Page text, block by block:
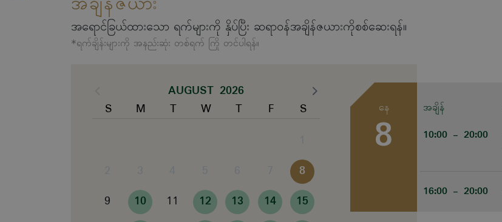
အရောင်ခြယ်ထားသော ရက်များကို နှိပ်ပြီး ဆရာဝန်အချိန်ဇယားကိုစစ်ဆေးရန်။
*ရက်ချိန်းများကို အနည်းဆုံး တစ်ရက် ကြို တင်ပါရန်။
AUGUST 2026
S
M T W T F
S
8
9
10 11 12 13 14
15
နေ
8
အချိန်
10:00 - 20:00
16:00 - 20:00